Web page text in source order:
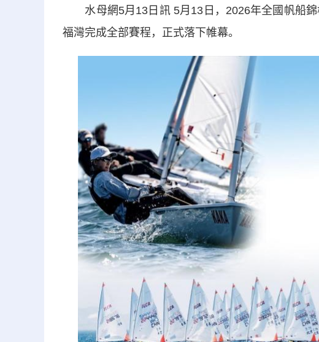
水母網5月13日訊 5月13日，2026年全國帆船錦
福灣完成全部賽程，正式落下帷幕。